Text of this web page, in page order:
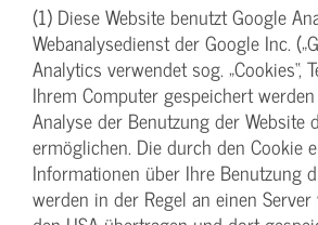
(1) Diese Website benutzt Google
Webanalysedienst der Google Inc.
Analytics verwendet sog. „Cookies“,
Ihrem Computer gespeichert
Analyse der Benutzung der Website
ermöglichen. Die durch den Cookie
Informationen über Ihre Benutzung
werden in der Regel an einen